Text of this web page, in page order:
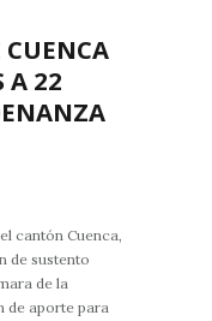
A 22
cantón Cuenca,
de sustento
de la
de aporte para